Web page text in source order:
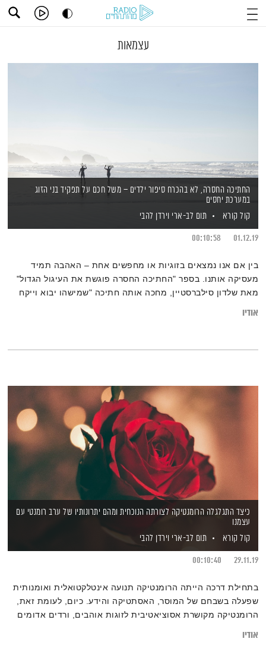
עצמאות
החתיכה החסרה, לא בהכרח סיפור ילדים – משל חכם על תפקיד בני הזוג
במערכת יחסים
קול קורא
תום לב-ארי וירדן להבי
01.12.19
00:10:58
בין אם אנו נמצאים בזוגיות או מחפשים אחת – האהבה תמיד
מעסיקה אותנו. בספר "החתיכה החסרה פוגשת את העיגול הגדול"
מאת שלדון סילברסטיין, מחכה אותה חתיכה "שמישהו יבוא וייקח
אודיו
כיצד התגלגלה הרומנטיקה לצורתה הנוכחית ומהם יתרונותיו של ערב רומנטי עם
עצמנו
קול קורא
תום לב-ארי וירדן להבי
29.11.19
00:10:40
בתחילת דרכה הייתה הרומנטיקה תנועה אינטלקטואלית ואומנותית
שפעלה בשבחם של המוסר, האסתטיקה והידע. כיום, לעומת זאת,
הרומנטיקה מקושרת אסוציאטיבית לזוגות אוהבים, ורדים אדומים
אודיו